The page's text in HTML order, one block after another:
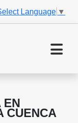
Language ▼
EN
CUENCA